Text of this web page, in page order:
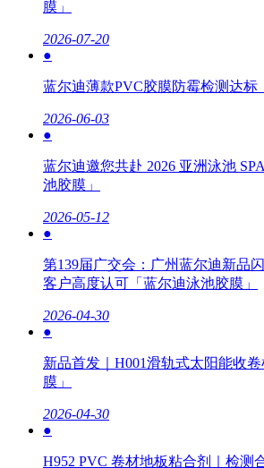
膜」
2026-07-20
●
蓝尔迪薄款PVC胶膜防霉检测达标
2026-06-03
●
蓝尔迪邀您共赴 2026 亚洲泳池
池胶膜」
2026-05-12
●
第139届广交会：广州蓝尔迪新品
客户高度认可「蓝尔迪泳池胶膜」
2026-04-30
●
新品首发｜H001滑轨式太阳能收
膜」
2026-04-30
●
H952 PVC 卷材地板粘合剂｜检测